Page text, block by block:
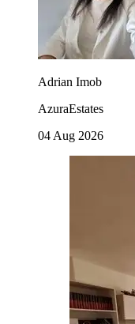
Adrian Imob
AzuraEstates
04 Aug 2026